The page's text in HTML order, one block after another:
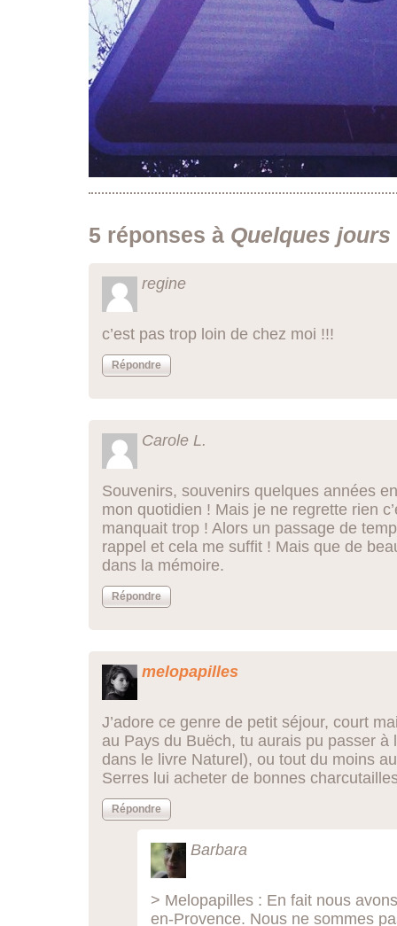
5 réponses à Quelques
regine
c’est pas trop loin de chez moi !!!
Répondre
Carole L.
Souvenirs, souvenirs quelques années
mon quotidien ! Mais je ne regrette rien
manquait trop ! Alors un passage de
rappel et cela me suffit ! Mais que de
dans la mémoire.
Répondre
melopapilles
J’adore ce genre de petit séjour, court
au Pays du Buëch, tu aurais pu passer
dans le livre Naturel), ou tout du moins
Serres lui acheter de bonnes
Répondre
Barbara
> Melopapilles : En fait nous
en-Provence. Nous ne sommes